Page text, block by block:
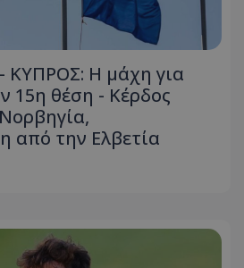
ΚΥΠΡΟΣ: Η μάχη για
15η θέση - Κέρδος
από την Ελβετία